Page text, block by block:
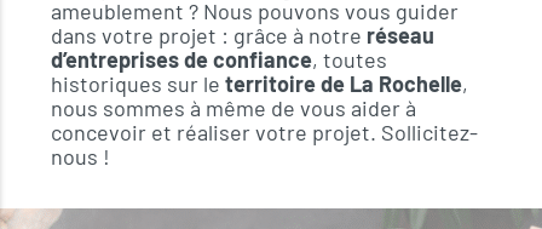
ameublement ? Nous pouvons vous guider
dans votre projet : grâce à notre réseau
d’entreprises de confiance, toutes
historiques sur le territoire de La Rochelle,
nous sommes à même de vous aider à
concevoir et réaliser votre projet. Sollicitez-
nous !